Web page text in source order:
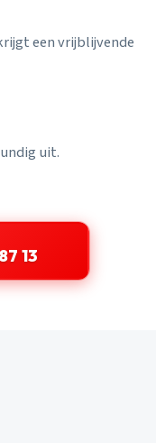
een vrijblijvende
uit.
13